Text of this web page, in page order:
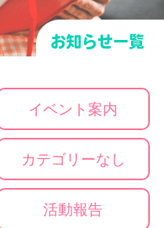
お知らせ一覧
イベント案内
カテゴリーなし
活動報告